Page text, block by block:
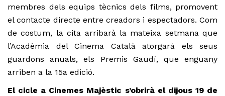
membres dels equips tècnics dels films, promovent
el contacte directe entre creadors i espectadors. Com
de costum, la cita arribarà la mateixa setmana que
l’Acadèmia del Cinema Català atorgarà els seus
guardons anuals, els Premis Gaudí, que enguany
arriben a la 15a edició.
El cicle a Cinemes Majèstic s’obrirà el dijous 19 de